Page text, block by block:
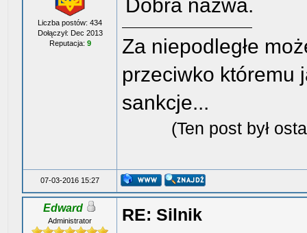
Liczba postów: 434
Dołączył: Dec 2013
Reputacja: 9
Dobra nazwa.
Za niepodległe
przeciwko któremu
sankcje...
(Ten post był
07-03-2016 15:27
Edward
Administrator RE: Silnik